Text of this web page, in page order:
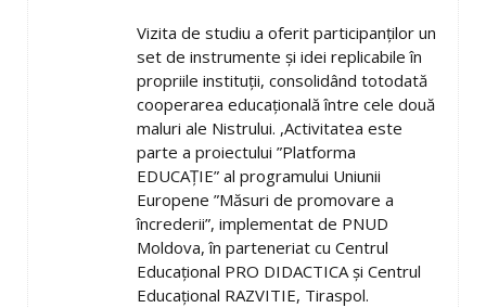
Vizita de studiu a oferit participanților un
set de instrumente și idei replicabile în
propriile instituții, consolidând totodată
cooperarea educațională între cele două
maluri ale Nistrului. ,Activitatea este
parte a proiectului ”Platforma
EDUCAȚIE” al programului Uniunii
Europene ”Măsuri de promovare a
încrederii”, implementat de PNUD
Moldova, în parteneriat cu Centrul
Educațional PRO DIDACTICA și Centrul
Educațional RAZVITIE, Tiraspol.